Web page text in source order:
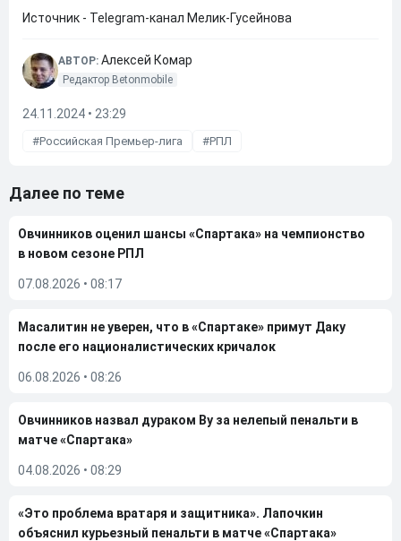
Источник - Telegram-канал Мелик-Гусейнова
АВТОР: Алексей Комар
Редактор Betonmobile
24.11.2024 • 23:29
Российская Премьер-лига РПЛ
Далее по теме
Овчинников оценил шансы «Спартака» на чемпионство
в новом сезоне РПЛ
07.08.2026 • 08:17
Масалитин не уверен, что в «Спартаке» примут Даку
после его националистических кричалок
06.08.2026 • 08:26
Овчинников назвал дураком Ву за нелепый пенальти в
матче «Спартака»
04.08.2026 • 08:29
«Это проблема вратаря и защитника». Лапочкин
объяснил курьезный пенальти в матче «Спартака»